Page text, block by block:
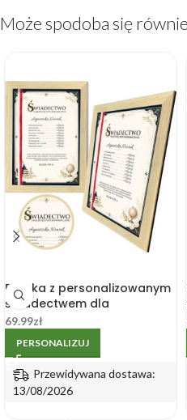
Może spodoba się
Ramka z personalizowanym
świadectwem dla
nauczyciela na koniec roku
69.99zł
PERSONALIZUJ
Przewidywana dostawa:
13/08/2026